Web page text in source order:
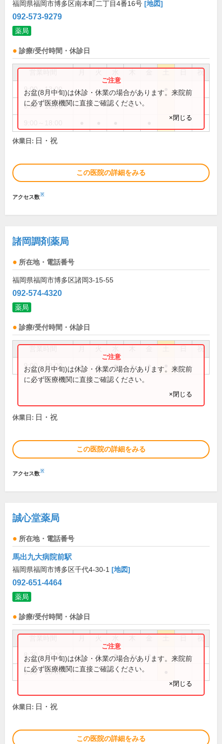
福岡県福岡市博多区南本町二丁目4番16号 [地図]
092-573-9279
薬局
診療/受付時間・休診日
祝
9:00～13:00
9:00～15:00 ●
お盆(8月中旬)は休診・休業の場合があります。来院前
に必ず医療機関に直接ご確認ください。
×閉じる
休業日: 日・祝
この医院の詳細をみる
アクセス数※
諸岡調剤薬局
所在地・電話番号
福岡県福岡市博多区諸岡3-15-55
092-574-4320
薬局
診療/受付時間・休診日
祝
9:00～18:00 ● ● ● ● ●
お盆(8月中旬)は休診・休業の場合があります。来院前
に必ず医療機関に直接ご確認ください。
×閉じる
休業日: 日・祝
この医院の詳細をみる
アクセス数※
誠心堂薬局
所在地・電話番号
馬出九大病院前駅
福岡県福岡市博多区千代4-30-1 [地図]
092-651-4464
薬局
診療/受付時間・休診日
祝
8:30～18:00 ● ● ● ● ●
9:00～18:00
お盆(8月中旬)は休診・休業の場合があります。来院前
に必ず医療機関に直接ご確認ください。
×閉じる
休業日: 日・祝
この医院の詳細をみる